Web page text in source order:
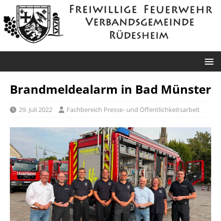
Brandmeldealarm in Bad Münster
29. Juli 2022 Fachbereich Presse- und Öffentlichkeitsarbeit